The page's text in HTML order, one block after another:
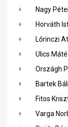
Nagy
Horváth
Lőrinczi
Ulics Máté
Országh
Bartek
Fitos
Varga